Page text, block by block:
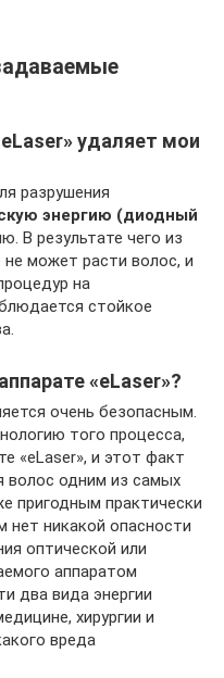
удаляет мои
разрушения
энергию (диодный
В результате чего из
может расти волос, и
на
стойкое
«eLaser»?
очень безопасным.
того процесса,
«eLaser», и этот факт
волос одним из самых
пригодным практически
никакой опасности
оптической или
аппаратом
два вида энергии
хирургии и
вреда